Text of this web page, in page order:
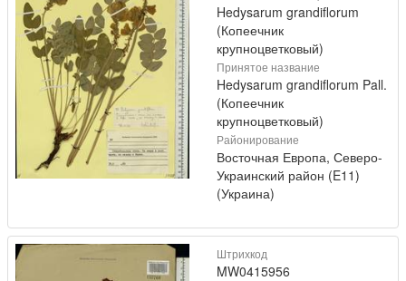
Hedysarum grandiflorum
(Копеечник
крупноцветковый)
Принятое название
Hedysarum grandiflorum Pall.
(Копеечник
крупноцветковый)
Районирование
Восточная Европа, Северо-
Украинский район (E11)
(Украина)
Штрихкод
MW0415956